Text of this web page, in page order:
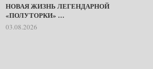
НОВАЯ ЖИЗНЬ ЛЕГЕНДАРНОЙ
«ПОЛУТОРКИ» …
03.08.2026